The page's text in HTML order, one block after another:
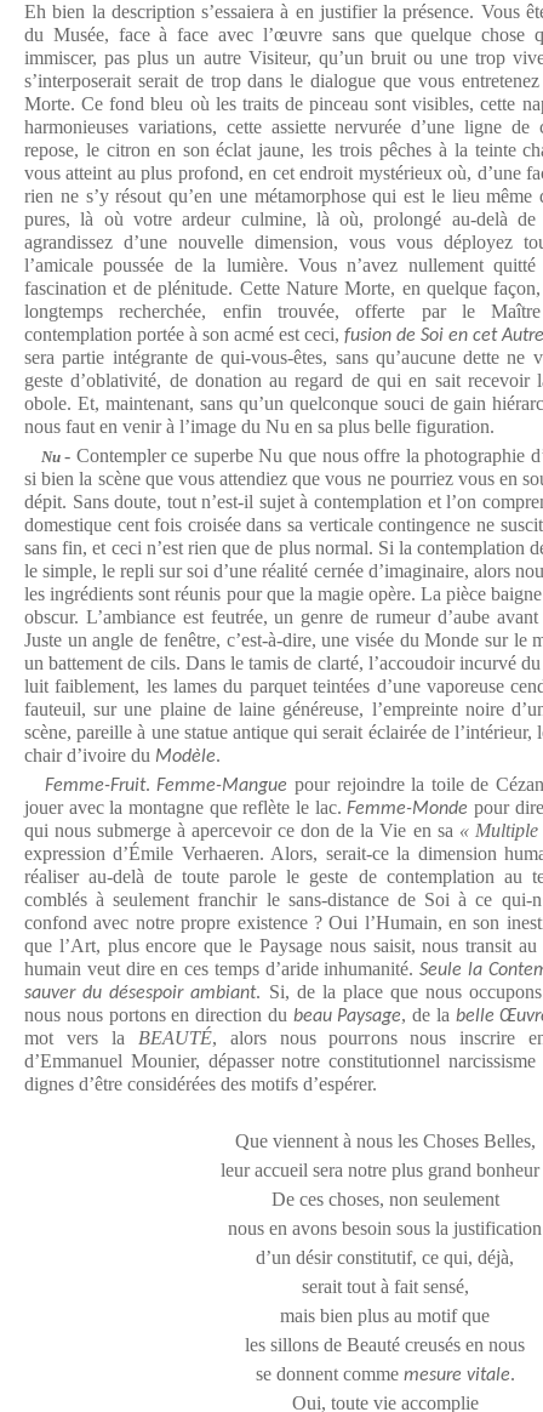
Eh bien la description s’essaiera à en justifier la présence. Vous
du Musée, face à face avec l’œuvre sans que quelque chose
immiscer, pas plus un autre Visiteur, qu’un bruit ou une trop
s’interposerait serait de trop dans le dialogue que vous
Morte. Ce fond bleu où les traits de pinceau sont visibles, cette
harmonieuses variations, cette assiette nervurée d’une ligne
repose, le citron en son éclat jaune, les trois pêches à la teinte
vous atteint au plus profond, en cet endroit mystérieux où, d’une
rien ne s’y résout qu’en une métamorphose qui est le lieu même
pures, là où votre ardeur culmine, là où, prolongé au-delà de
agrandissez d’une nouvelle dimension, vous vous déployez
l’amicale poussée de la lumière. Vous n’avez nullement
fascination et de plénitude. Cette Nature Morte, en quelque
longtemps recherchée, enfin trouvée, offerte par le
contemplation portée à son acmé est ceci, fusion de Soi en cet
sera partie intégrante de qui-vous-êtes, sans qu’aucune dette ne
geste d’oblativité, de donation au regard de qui en sait recevoir
obole. Et, maintenant, sans qu’un quelconque souci de gain
nous faut en venir à l’image du Nu en sa plus belle figuration.
Nu- Contempler ce superbe Nu que nous offre la photographie
si bien la scène que vous attendiez que vous ne pourriez vous en
dépit. Sans doute, tout n’est-il sujet à contemplation et l’on
domestique cent fois croisée dans sa verticale contingence ne
sans fin, et ceci n’est rien que de plus normal. Si la contemplation
le simple, le repli sur soi d’une réalité cernée d’imaginaire, alors
les ingrédients sont réunis pour que la magie opère. La pièce
obscur. L’ambiance est feutrée, un genre de rumeur d’aube
Juste un angle de fenêtre, c’est-à-dire, une visée du Monde sur le
un battement de cils. Dans le tamis de clarté, l’accoudoir incurvé
luit faiblement, les lames du parquet teintées d’une vaporeuse
fauteuil, sur une plaine de laine généreuse, l’empreinte noire
scène, pareille à une statue antique qui serait éclairée de l’intérieur,
chair d’ivoire du Modèle.
Femme-Fruit.Femme-Mangue pour rejoindre la toile de
jouer avec la montagne que reflète le lac.Femme-Monde pour
qui nous submerge à apercevoir ce don de la Vie en sa « Multiple
expression d’Émile Verhaeren. Alors, serait-ce la dimension
réaliser au-delà de toute parole le geste de contemplation au
comblés à seulement franchir le sans-distance de Soi à ce qui-
confond avec notre propre existence ? Oui l’Humain, en son
que l’Art, plus encore que le Paysage nous saisit, nous transit
humain veut dire en ces temps d’aride inhumanité.Seule la
sauver du désespoir ambiant. Si, de la place que nous
nous nous portons en direction du beau Paysage, de la belle
mot vers la BEAUTÉ, alors nous pourrons nous inscrire
d’Emmanuel Mounier, dépasser notre constitutionnel
dignes d’être considérées des motifs d’espérer.
Que viennent à nous les Choses Belles,
leur accueil sera notre plus grand
De ces choses, non seulement
nous en avons besoin sous la justification
d’un désir constitutif, ce qui, déjà,
serait tout à fait sensé,
mais bien plus au motif que
les sillons de Beauté creusés en nous
se donnent comme mesure vitale.
Oui, toute vie accomplie